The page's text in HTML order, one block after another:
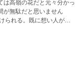
は高嶺の花だと元々分かっ
が無駄だと思いません
話し続ける。彼が口を開
定などを少し変えて改稿